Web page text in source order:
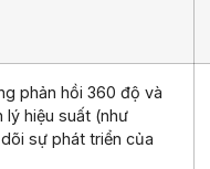
phản hồi 360 độ và
lý hiệu suất (như
sự phát triển của